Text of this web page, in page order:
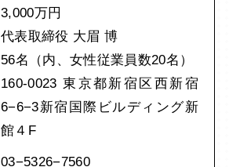
3,000万円
代表取締役 大眉 博
56名（内、女性従業員数20名）
160-0023 東京都新宿区西新宿
6−6−3新宿国際ビルディング新
館４F
03−5326−7560